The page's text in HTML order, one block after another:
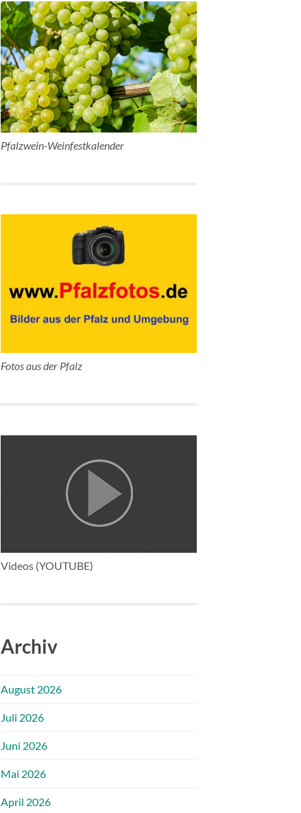
Pfalzwein-Weinfestkalender
Fotos aus der Pfalz
Videos (YOUTUBE)
Archiv
August 2026
Juli 2026
Juni 2026
Mai 2026
April 2026